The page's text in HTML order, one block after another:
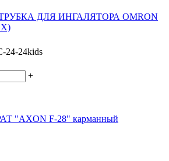
ДЛЯ ИНГАЛЯТОРА OMRON
24-24kids
+
F-28" карманный